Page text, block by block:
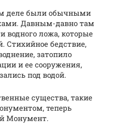
деле были обычными
Давным-давно там
водного ложа, которые
Стихийное бедствие,
затопило
и ее сооружения,
под водой.
существа, такие
теперь
Монумент.